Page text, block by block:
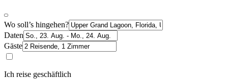
Wo soll’s hingehen?
Daten
Gäste
Ich reise geschäftlich